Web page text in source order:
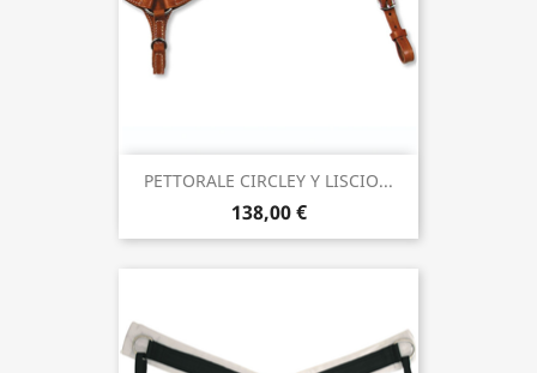
PETTORALE CIRCLEY Y LISCIO...
138,00 €